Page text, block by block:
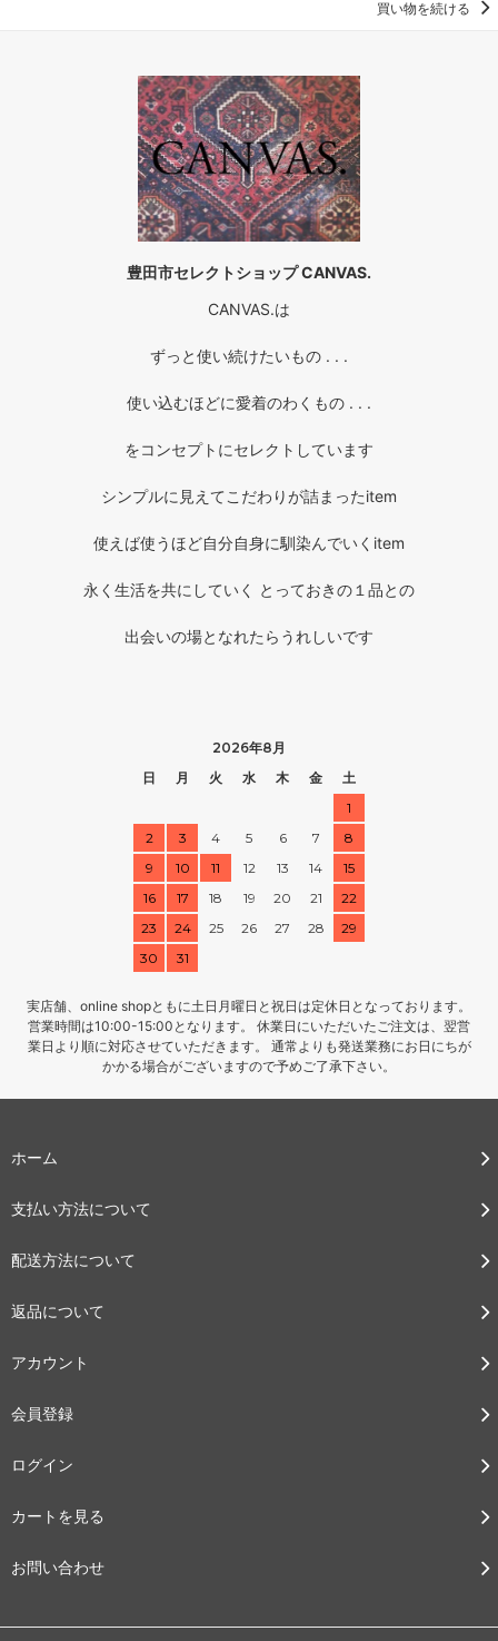
買い物を続ける
豊田市セレクトショップ CANVAS.
CANVAS.は
ずっと使い続けたいもの . . .
使い込むほどに愛着のわくもの . . .
をコンセプトにセレクトしています
シンプルに見えてこだわりが詰まったitem
使えば使うほど自分自身に馴染んでいくitem
永く生活を共にしていく とっておきの１品との
出会いの場となれたらうれしいです
2026年8月
日
月 火 水 木 金
土
1
2
3 4 5 6 7
8
9
10 11 12 13 14
15
16
17 18 19 20 21
22
23
24 25 26 27 28
29
30
31
実店舗、online shopともに土日月曜日と祝日は定休日となっております。
営業時間は10:00-15:00となります。 休業日にいただいたご注文は、翌営
業日より順に対応させていただきます。 通常よりも発送業務にお日にちが
かかる場合がございますので予めご了承下さい。
ホーム
支払い方法について
配送方法について
返品について
アカウント
会員登録
ログイン
カートを見る
お問い合わせ